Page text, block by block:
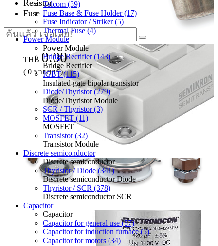
Resistor
Fuse
THB 0.00
( 0 รายการ)
Telcom (39)
Fuse Base & Fuse Holder (17)
Fuse Indicator / Striker (5)
Thermal Fuse (4)
Power Module
Power Module
Bridge Rectifier (143)
Bridge Rectifier
IGBT (115)
Insulated-gate bipolar transistor
Diode/Thyristor (279)
Diode/Thyristor Module
SCR / Thyristor (3)
MOSFET (11)
MOSFET
Transistor (32)
Transistor Module
Discrete semiconductor
Discrete semiconductor
Thyristor / Diode (341)
Discrete semiconductor Diode
Thyristor / SCR (378)
Discrete semiconductor SCR
Capacitor
Capacitor
Capacitor for general use (57)
Capacitor for induction furnace (5)
Capacitor for motors (34)